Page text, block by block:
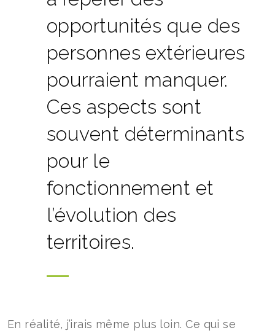
opportunités que des
personnes extérieures
pourraient manquer.
Ces aspects sont
souvent déterminants
pour le
fonctionnement et
l’évolution des
territoires.
En réalité, j’irais même plus loin. Ce qui se